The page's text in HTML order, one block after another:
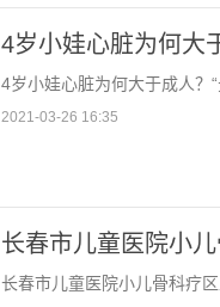
4岁小娃心脏为何大
4岁小娃心脏为何大于成人？
2021-03-26 16:35
长春市儿童医院小
长春市儿童医院小儿骨科疗